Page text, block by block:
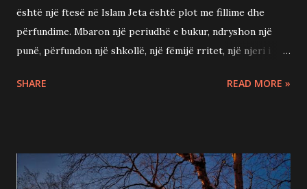
është një ftesë në Islam Jeta është plot me fillime dhe
përfundime. Mbaron një periudhë e bukur, ndryshon një
punë, përfundon një shkollë, një fëmijë rritet, një njeri i
shpresë mbyllet para nesh. Në ato çaste zemra mund të
tjetër. Çdo fund nuk është vetëm një humbje. Ai mund të
jetë një ftesë nga Allahu që ta afrojmë zemrën më shumë
SHARE READ MORE »